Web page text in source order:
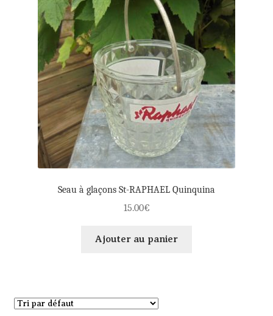
Seau à glaçons St-RAPHAEL Quinquina
15.00€
Ajouter au panier